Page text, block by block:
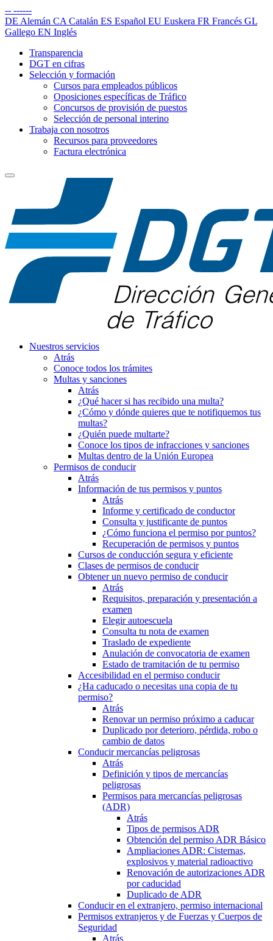
-- ------
DE Alemán CA Catalán ES Español EU Euskera FR Francés GL
Gallego EN Inglés
Transparencia
DGT en cifras
Selección y formación
Cursos para empleados públicos
Oposiciones específicas de Tráfico
Concursos de provisión de puestos
Selección de personal interino
Trabaja con nosotros
Recursos para proveedores
Factura electrónica
Nuestros servicios
Atrás
Conoce todos los trámites
Multas y sanciones
Atrás
¿Qué hacer si has recibido una multa?
¿Cómo y dónde quieres que te notifiquemos tus
multas?
¿Quién puede multarte?
Conoce los tipos de infracciones y sanciones
Multas dentro de la Unión Europea
Permisos de conducir
Atrás
Información de tus permisos y puntos
Atrás
Informe y certificado de conductor
Consulta y justificante de puntos
¿Cómo funciona el permiso por puntos?
Recuperación de permisos y puntos
Cursos de conducción segura y eficiente
Clases de permisos de conducir
Obtener un nuevo permiso de conducir
Atrás
Requisitos, preparación y presentación a
examen
Elegir autoescuela
Consulta tu nota de examen
Traslado de expediente
Anulación de convocatoria de examen
Estado de tramitación de tu permiso
Accesibilidad en el permiso conducir
¿Ha caducado o necesitas una copia de tu
permiso?
Atrás
Renovar un permiso próximo a caducar
Duplicado por deterioro, pérdida, robo o
cambio de datos
Conducir mercancías peligrosas
Atrás
Definición y tipos de mercancías
peligrosas
Permisos para mercancías peligrosas
(ADR)
Atrás
Tipos de permisos ADR
Obtención del permiso ADR Básico
Ampliaciones ADR: Cisternas,
explosivos y material radioactivo
Renovación de autorizaciones ADR
por caducidad
Duplicado de ADR
Conducir en el extranjero, permiso internacional
Permisos extranjeros y de Fuerzas y Cuerpos de
Seguridad
Atrás